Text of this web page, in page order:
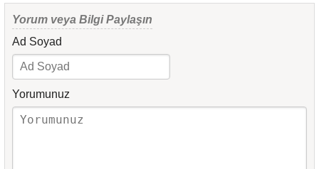
Yorum veya Bilgi Paylaşın
Ad Soyad
Yorumunuz